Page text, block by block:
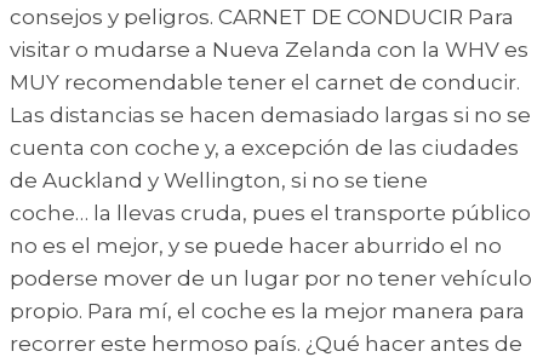
consejos y peligros. CARNET DE CONDUCIR Para
visitar o mudarse a Nueva Zelanda con la WHV es
MUY recomendable tener el carnet de conducir.
Las distancias se hacen demasiado largas si no se
cuenta con coche y, a excepción de las ciudades
de Auckland y Wellington, si no se tiene
coche… la llevas cruda, pues el transporte público
no es el mejor, y se puede hacer aburrido el no
poderse mover de un lugar por no tener vehículo
propio. Para mí, el coche es la mejor manera para
recorrer este hermoso país. ¿Qué hacer antes de